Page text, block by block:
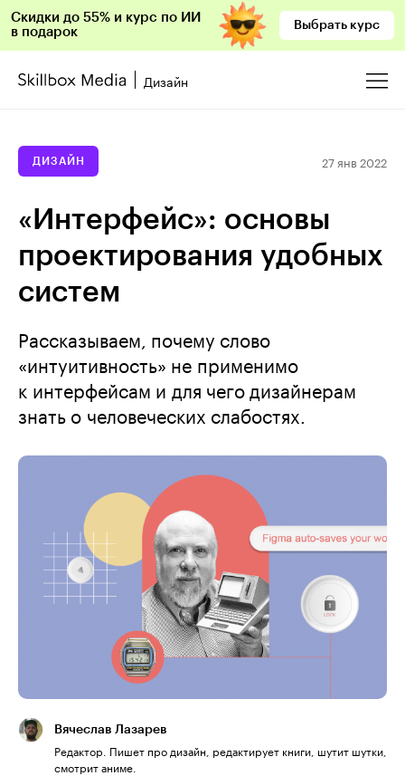
Скидки до 55% и курс по ИИ
в подарок
Выбрать курс
Дизайн
ДИЗАЙН 27 янв 2022
«Интерфейс»: основы
проектирования удобных
систем
Рассказываем, почему слово
«интуитивность» не применимо
к интерфейсам и для чего дизайнерам
знать о человеческих слабостях.
Вячеслав Лазарев
Редактор. Пишет про дизайн, редактирует книги, шутит шутки,
смотрит аниме.